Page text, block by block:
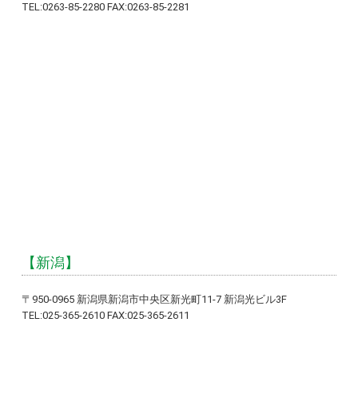
TEL:0263-85-2280 FAX:0263-85-2281
【新潟】
〒950-0965 新潟県新潟市中央区新光町11-7 新潟光ビル3F
TEL:025-365-2610 FAX:025-365-2611